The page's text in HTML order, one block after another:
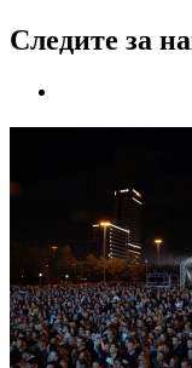
Следите за